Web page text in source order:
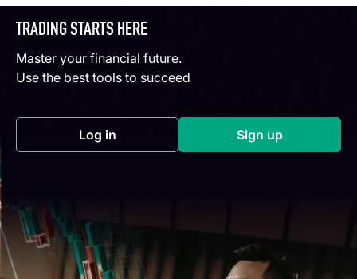
TRADING STARTS HERE
Master your financial future.
Use the best tools to succeed
Log in(opens in a new tab) Sign up(opens in a